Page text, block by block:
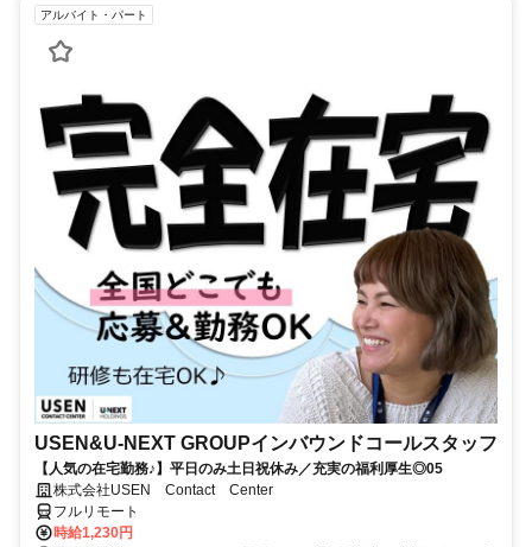
アルバイト・パート
USEN&U-NEXT GROUPインバウンドコールスタッフ
【人気の在宅勤務♪】平日のみ土日祝休み／充実の福利厚生◎05
株式会社USEN Contact Center
フルリモート
時給1,230円